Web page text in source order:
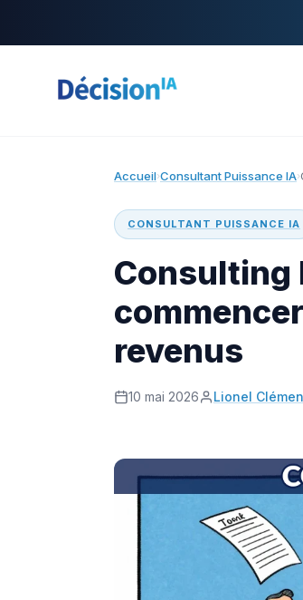
Accueil›Consultant Puissance IA›
CONSULTANT PUISSANCE IA
Consulting
revenus
10 mai 2026 Lionel